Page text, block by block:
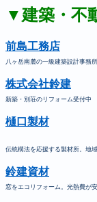
▼建築・不
前島工務店
八ヶ岳南麓の一級建築設計事務所
株式会社鈴建
新築・別荘のリフォーム受付中
樋口製材
伝統構法を応援する製材所。地
鈴建資材
窓をエコリフォーム。光熱費が